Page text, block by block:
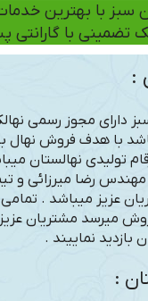
سبز با بهترین
تضمینی با
:
دارای مجوز رسمی
با هدف فروش نهال
تولیدی نهالستان
مهندس رضا میرزائی و
عزیز میباشد . تمامی
میرسد مشتریان عزیز
بازدید نماییند .
: